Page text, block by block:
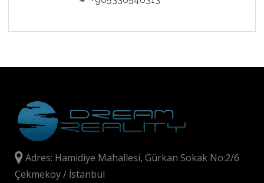
Adres: Hamidiye Mahallesi, Gürkan Sokak No:2/6
Çekmeköy / İstanbul